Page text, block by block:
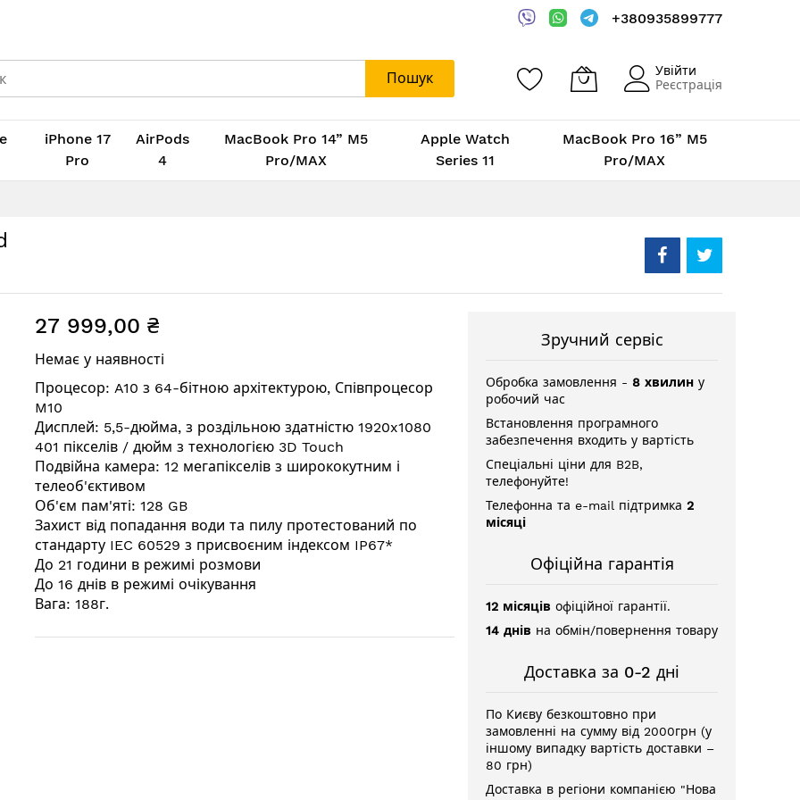
+380935899777
Пошук
Увійти
Реєстрація
iPhone 17
Pro
AirPods
4
MacBook Pro 14” M5
Pro/MAX
Apple Watch
Series 11
MacBook Pro 16” M5
Pro/MAX
27 999,00 ₴
Немає у наявності
Процесор: A10 з 64-бітною архітектурою, Співпроцесор
M10
Дисплей: 5,5-дюйма, з роздільною здатністю 1920x1080
401 пікселів / дюйм з технологією 3D Touch
Подвійна камера: 12 мегапікселів з ширококутним і
телеоб'єктивом
Об'єм пам'яті: 128 GB
Захист від попадання води та пилу протестований по
стандарту IEC 60529 з присвоєним індексом IP67*
До 21 години в режимі розмови
До 16 днів в режимі очікування
Вага: 188г.
Зручний сервіс
Обробка замовлення - 8 хвилин у
робочий час
Встановлення програмного
забезпечення входить у вартість
Спеціальні ціни для B2B,
телефонуйте!
Телефонна та e-mail підтримка 2
місяці
Офіційна гарантія
12 місяців офіційної гарантії.
14 днів на обмін/повернення товару
Доставка за 0-2 дні
По Києву безкоштовно при
замовленні на сумму від 2000грн (у
іншому випадку вартість доставки –
80 грн)
Доставка в регіони компанією "Нова